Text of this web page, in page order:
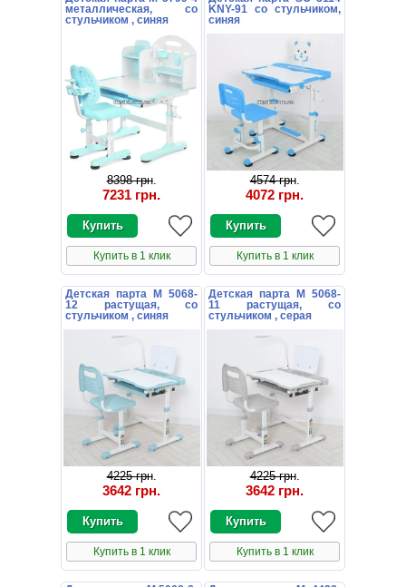
металлическая, со
стульчиком , синяя
8398 грн.
7231 грн.
Купить в 1 клик
KNY-91 со стульчиком,
синяя
4574 грн.
4072 грн.
Купить в 1 клик
Детская парта M 5068-
12 растущая, со
стульчиком , синяя
4225 грн.
3642 грн.
Купить в 1 клик
Детская парта M 5068-
11 растущая, со
стульчиком , серая
4225 грн.
3642 грн.
Купить в 1 клик